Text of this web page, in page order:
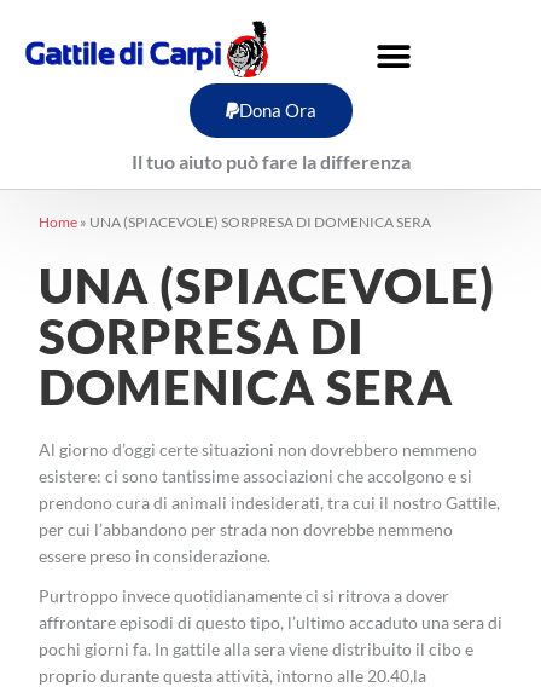
contenuto
Dona Ora
Il tuo aiuto può fare la differenza
Home » UNA (SPIACEVOLE) SORPRESA DI DOMENICA SERA
UNA (SPIACEVOLE)
SORPRESA DI
DOMENICA SERA
Al giorno d’oggi certe situazioni non dovrebbero nemmeno
esistere: ci sono tantissime associazioni che accolgono e si
prendono cura di animali indesiderati, tra cui il nostro Gattile,
per cui l’abbandono per strada non dovrebbe nemmeno
essere preso in considerazione.
Purtroppo invece quotidianamente ci si ritrova a dover
affrontare episodi di questo tipo, l’ultimo accaduto una sera di
pochi giorni fa. In gattile alla sera viene distribuito il cibo e
proprio durante questa attività, intorno alle 20.40,la